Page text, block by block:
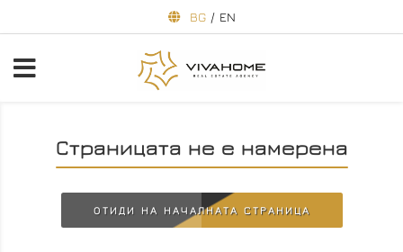
BG / EN
Страницата не е намерена
ОТИДИ НА НАЧАЛНАТА СТРАНИЦА